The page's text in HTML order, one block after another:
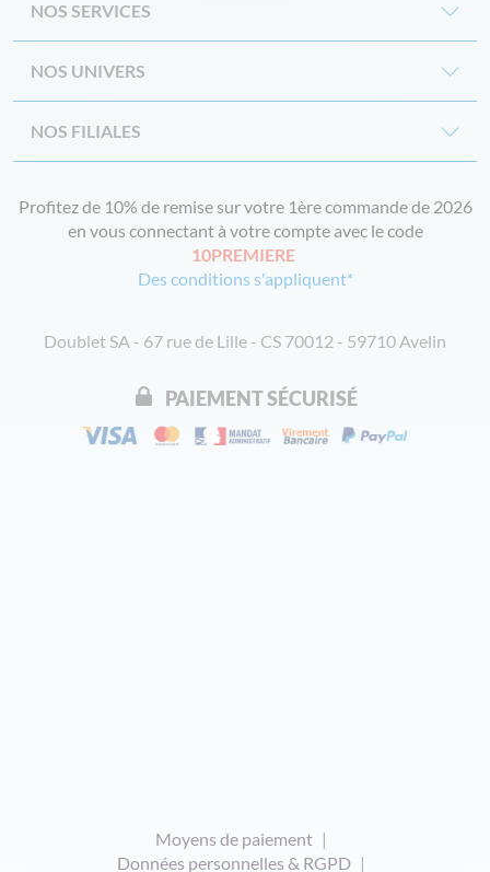
NOS SERVICES
NOS UNIVERS
NOS FILIALES
Profitez de 10% de remise sur votre 1ère commande de 2026
en vous connectant à votre compte avec le code
10PREMIERE
Des conditions s'appliquent*
Doublet SA - 67 rue de Lille - CS 70012 - 59710 Avelin
PAIEMENT SÉCURISÉ
Moyens de paiement
Données personnelles & RGPD